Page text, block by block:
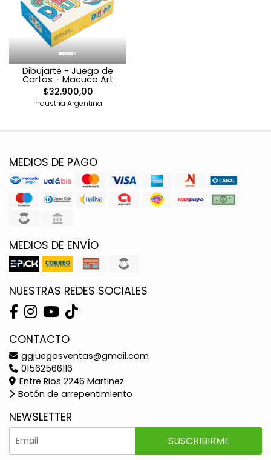
Dibujarte - Juego de
Cartas - Macuco Art
$32.900,00
Industria Argentina
MEDIOS DE PAGO
MEDIOS DE ENVÍO
NUESTRAS REDES SOCIALES
CONTACTO
ggjuegosventas@gmail.com
01562566116
Entre Rios 2246 Martinez
Botón de arrepentimiento
NEWSLETTER
SUSCRIBIRME